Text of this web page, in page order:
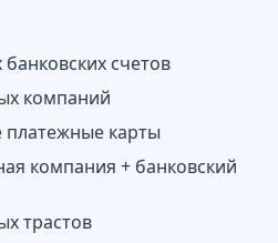
счетов
компаний
карты
компания + банковский
трастов